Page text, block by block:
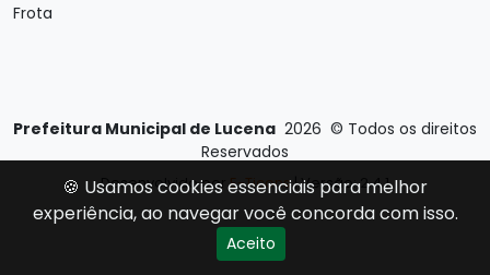
Frota
Prefeitura Municipal de Lucena 2026 © Todos os direitos
Reservados
Desenvolvido porE-Ticons| Versão: 2.4.1
🍪 Usamos cookies essenciais para melhor
experiência, ao navegar você concorda com isso.
Aceito